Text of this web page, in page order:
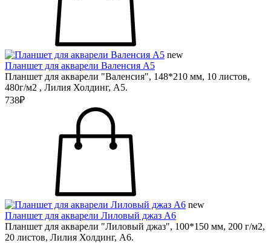
new
Планшет для акварели Валенсия А5
Планшет для акварели "Валенсия", 148*210 мм, 10 листов,
480г/м2 , Лилия Холдинг, А5.
738₽
new
Планшет для акварели Лиловый джаз А6
Планшет для акварели "Лиловый джаз", 100*150 мм, 200 г/м2,
20 листов, Лилия Холдинг, А6.